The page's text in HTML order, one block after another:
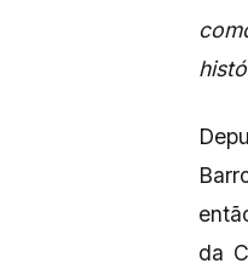
da